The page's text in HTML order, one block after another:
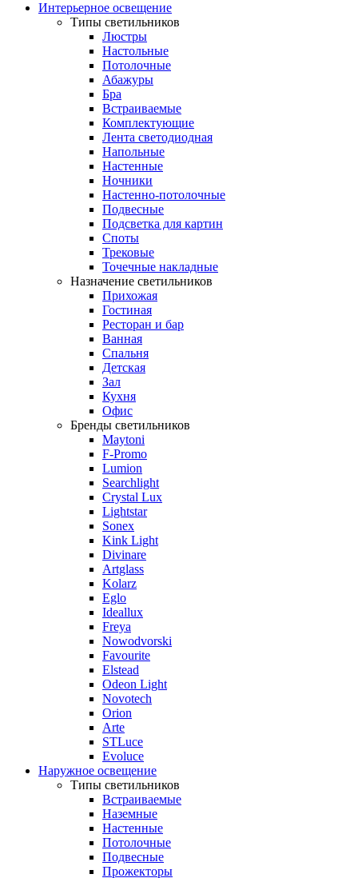
Интерьерное освещение
Типы светильников
Люстры
Настольные
Потолочные
Абажуры
Бра
Встраиваемые
Комплектующие
Лента светодиодная
Напольные
Настенные
Ночники
Настенно-потолочные
Подвесные
Подсветка для картин
Споты
Трековые
Точечные накладные
Назначение светильников
Прихожая
Гостиная
Ресторан и бар
Ванная
Спальня
Детская
Зал
Кухня
Офис
Бренды светильников
Maytoni
F-Promo
Lumion
Searchlight
Crystal Lux
Lightstar
Sonex
Kink Light
Divinare
Artglass
Kolarz
Eglo
Ideallux
Freya
Nowodvorski
Favourite
Elstead
Odeon Light
Novotech
Orion
Arte
STLuce
Evoluce
Наружное освещение
Типы светильников
Встраиваемые
Наземные
Настенные
Потолочные
Подвесные
Прожекторы